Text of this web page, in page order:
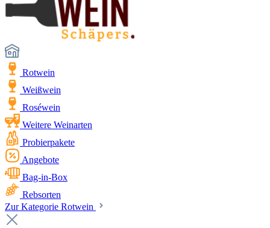
Rotwein
Weißwein
Roséwein
Weitere Weinarten
Probierpakete
Angebote
Bag-in-Box
Rebsorten
Zur Kategorie Rotwein